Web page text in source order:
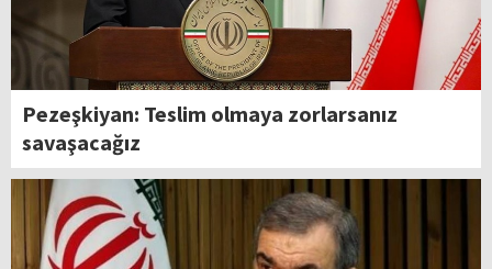
Pezeşkiyan: Teslim olmaya zorlarsanız
savaşacağız